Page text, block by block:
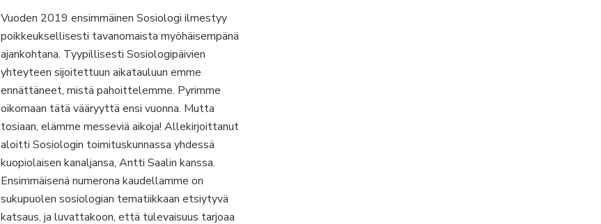
1/2019
Vuoden 2019 ensimmäinen Sosiologi ilmestyy
poikkeuksellisesti tavanomaista myöhäisempänä
ajankohtana. Tyypillisesti Sosiologipäivien
yhteyteen sijoitettuun aikatauluun emme
ennättäneet, mistä pahoittelemme. Pyrimme
oikomaan tätä vääryyttä ensi vuonna. Mutta
tosiaan, elämme messeviä aikoja! Allekirjoittanut
aloitti Sosiologin toimituskunnassa yhdessä
kuopiolaisen kanaljansa, Antti Saalin kanssa.
Ensimmäisenä numerona kaudellamme on
sukupuolen sosiologian tematiikkaan etsiytyvä
katsaus, ja luvattakoon, että tulevaisuus tarjoaa